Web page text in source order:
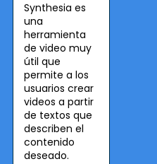
Synthesia es
una
herramienta
de video muy
útil que
permite a los
usuarios crear
videos a partir
de textos que
describen el
contenido
deseado.